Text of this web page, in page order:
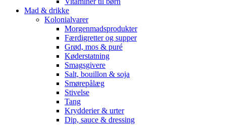
Mad & drikke
Kolonialvarer
Morgenmadsprodukter
Færdigretter og supper
Grød, mos & puré
Køderstatning
Smagsgivere
Salt, bouillon & soja
Smørepålæg
Stivelse
Tang
Krydderier & urter
Dip, sauce & dressing